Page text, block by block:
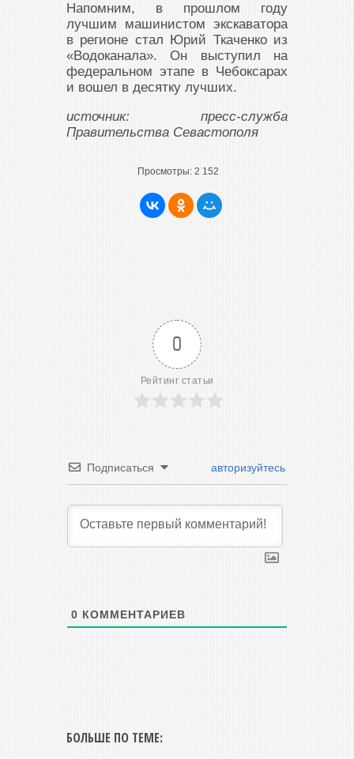
Напомним, в прошлом году
лучшим машинистом экскаватора
в регионе стал Юрий Ткаченко из
«Водоканала». Он выступил на
федеральном этапе в Чебоксарах
и вошел в десятку лучших.
источник: пресс-служба
Правительства Севастополя
Просмотры: 2 152
0
Рейтинг статьи
Подписаться авторизуйтесь
0 КОММЕНТАРИЕВ
БОЛЬШЕ ПО ТЕМЕ: